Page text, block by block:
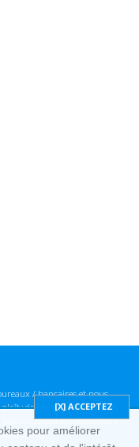
/ bancaires et nous
vérifier ces informations
responsables des erreurs
pour améliorer